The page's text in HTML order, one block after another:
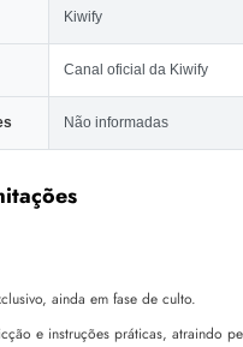
Kiwify
Canal oficial da Kiwify
Não informadas
ainda em fase de culto.
e instruções práticas, atraindo